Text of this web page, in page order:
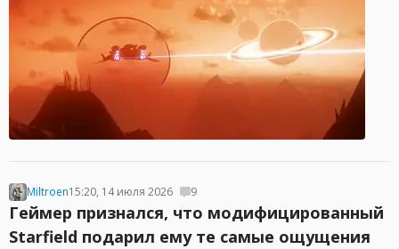
Miltroen15:20, 14 июля 2026 9
Геймер признался, что модифицированный
Starfield подарил ему те самые ощущения